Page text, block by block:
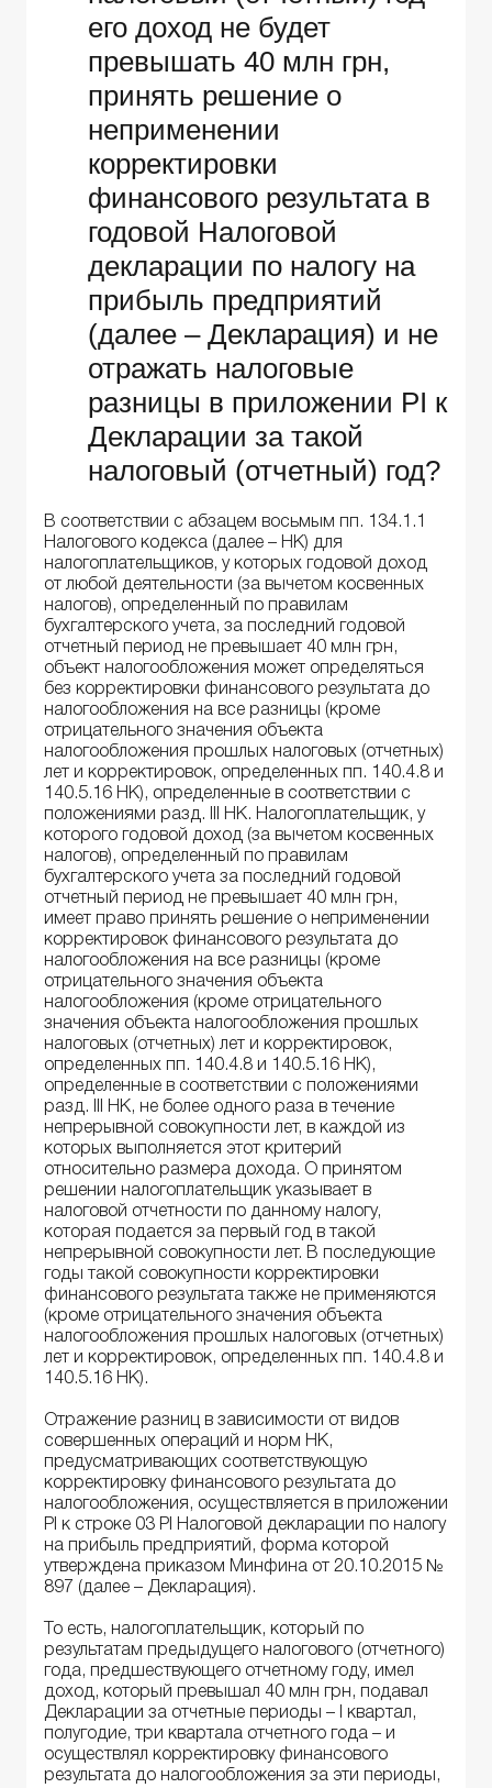
его доход не будет
превышать 40 млн грн,
принять решение о
неприменении
корректировки
финансового результата в
годовой Налоговой
декларации по налогу на
прибыль предприятий
(далее – Декларация) и не
отражать налоговые
разницы в приложении РІ к
Декларации за такой
налоговый (отчетный) год?
В соответствии с абзацем восьмым пп. 134.1.1
Налогового кодекса (далее – НК) для
налогоплательщиков, у которых годовой доход
от любой деятельности (за вычетом косвенных
налогов), определенный по правилам
бухгалтерского учета, за последний годовой
отчетный период не превышает 40 млн грн,
объект налогообложения может определяться
без корректировки финансового результата до
налогообложения на все разницы (кроме
отрицательного значения объекта
налогообложения прошлых налоговых (отчетных)
лет и корректировок, определенных пп. 140.4.8 и
140.5.16 НК), определенные в соответствии с
положениями разд. ІІІ НК. Налогоплательщик, у
которого годовой доход (за вычетом косвенных
налогов), определенный по правилам
бухгалтерского учета за последний годовой
отчетный период не превышает 40 млн грн,
имеет право принять решение о неприменении
корректировок финансового результата до
налогообложения на все разницы (кроме
отрицательного значения объекта
налогообложения (кроме отрицательного
значения объекта налогообложения прошлых
налоговых (отчетных) лет и корректировок,
определенных пп. 140.4.8 и 140.5.16 НК),
определенные в соответствии с положениями
разд. III НК, не более одного раза в течение
непрерывной совокупности лет, в каждой из
которых выполняется этот критерий
относительно размера дохода. О принятом
решении налогоплательщик указывает в
налоговой отчетности по данному налогу,
которая подается за первый год в такой
непрерывной совокупности лет. В последующие
годы такой совокупности корректировки
финансового результата также не применяются
(кроме отрицательного значения объекта
налогообложения прошлых налоговых (отчетных)
лет и корректировок, определенных пп. 140.4.8 и
140.5.16 НК).
Отражение разниц в зависимости от видов
совершенных операций и норм НК,
предусматривающих соответствующую
корректировку финансового результата до
налогообложения, осуществляется в приложении
РІ к строке 03 РІ Налоговой декларации по налогу
на прибыль предприятий, форма которой
утверждена приказом Минфина от 20.10.2015 №
897 (далее – Декларация).
То есть, налогоплательщик, который по
результатам предыдущего налогового (отчетного)
года, предшествующего отчетному году, имел
доход, который превышал 40 млн грн, подавал
Декларации за отчетные периоды – I квартал,
полугодие, три квартала отчетного года – и
осуществлял корректировку финансового
результата до налогообложения за эти периоды,